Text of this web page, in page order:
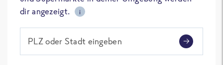
dir angezeigt.
i
PLZ oder Stadt eingeben